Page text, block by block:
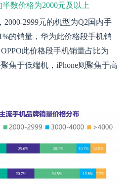
数价格为2000元及以上
2000-2999元的机型为Q2国内手
的销量，华为此价格段手机销
此价格段手机销量占比为
焦于低端机，iPhone则聚焦于高